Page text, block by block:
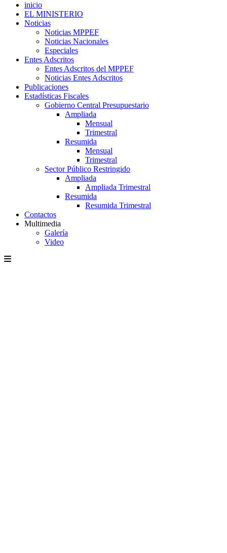
inicio
EL MINISTERIO
Noticias
Noticias MPPEF
Noticias Nacionales
Especiales
Entes Adscritos
Entes Adscritos del MPPEF
Noticias Entes Adscritos
Publicaciones
Estadísticas Fiscales
Gobierno Central Presupuestario
Ampliada
Mensual
Trimestral
Resumida
Mensual
Trimestral
Sector Público Restringido
Ampliada
Ampliada Trimestral
Resumida
Resumida Trimestral
Contactos
Multimedia
Galería
Video